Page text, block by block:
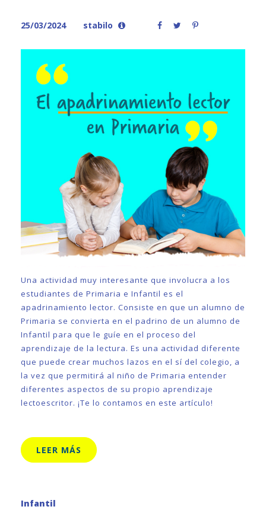
25/03/2024 stabilo
Una actividad muy interesante que involucra a los
estudiantes de Primaria e Infantil es el
apadrinamiento lector. Consiste en que un alumno de
Primaria se convierta en el padrino de un alumno de
Infantil para que le guíe en el proceso del
aprendizaje de la lectura. Es una actividad diferente
que puede crear muchos lazos en el sí del colegio, a
la vez que permitirá al niño de Primaria entender
diferentes aspectos de su propio aprendizaje
lectoescritor. ¡Te lo contamos en este artículo!
LEER MÁS
Infantil